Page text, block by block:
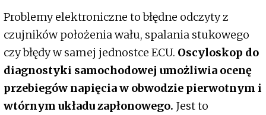
Problemy elektroniczne to błędne odczyty z
czujników położenia wału, spalania stukowego
czy błędy w samej jednostce ECU. Oscyloskop do
diagnostyki samochodowej umożliwia ocenę
przebiegów napięcia w obwodzie pierwotnym i
wtórnym układu zapłonowego. Jest to